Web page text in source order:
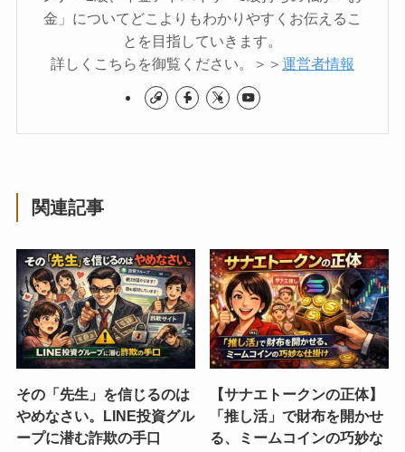
金」についてどこよりもわかりやすくお伝えるこ
とを目指していきます。
詳しくこちらを御覧ください。＞＞ 運営者情報
関連記事
その「先生」を信じるのは
やめなさい。LINE投資グル
ープに潜む詐欺の手口
【サナエトークンの正体】
「推し活」で財布を開かせ
る、ミームコインの巧妙な